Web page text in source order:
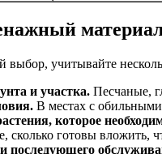
выбор, учитывайте
и участка. Песчаные,
В местах с
которое
сколько готовы вложить,
последующего